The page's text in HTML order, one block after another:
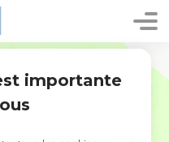
importante